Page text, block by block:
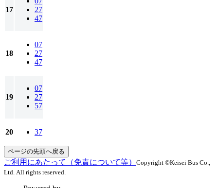
17
27
47
18
07
27
47
19
07
27
57
20 37
ページの先頭へ戻る
ご利用にあたって（免責について等） Copyright ©Keisei Bus Co.,
Ltd. All rights reserved.